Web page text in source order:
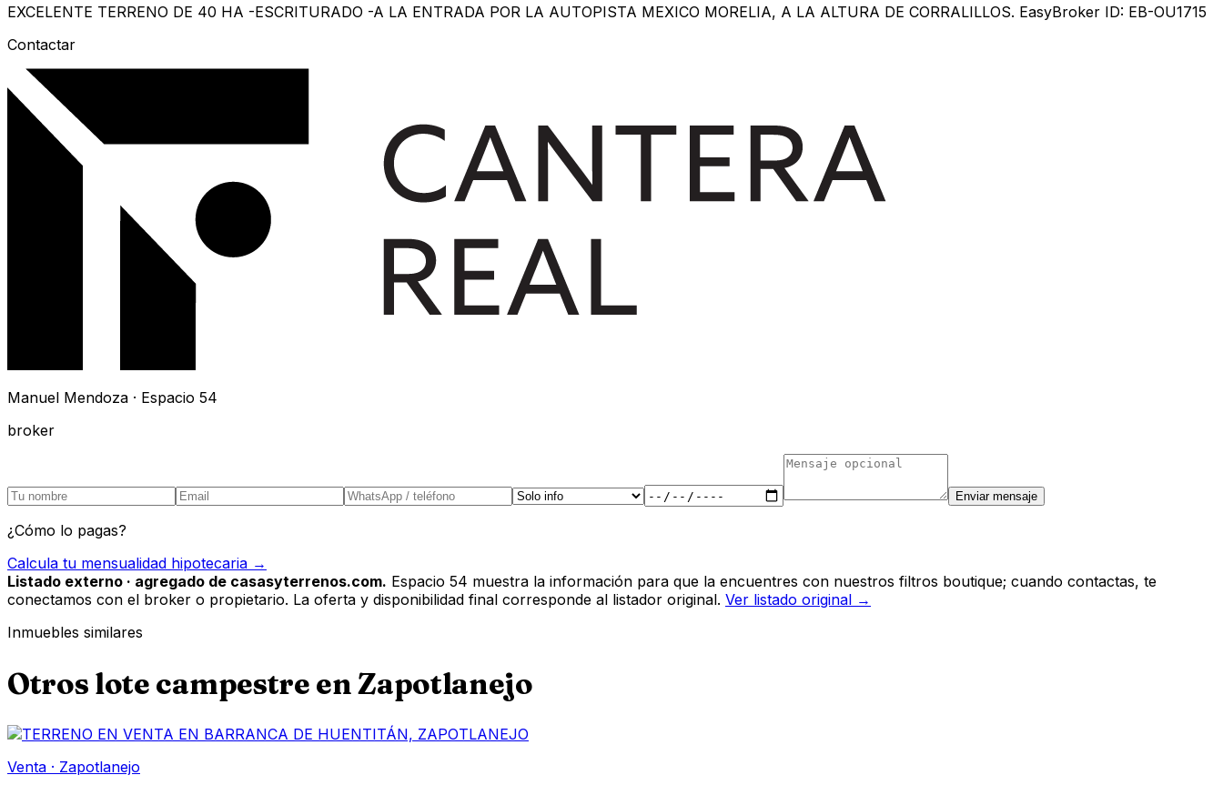
EXCELENTE TERRENO DE 40 HA -ESCRITURADO -A LA ENTRADA POR LA AUTOPISTA MEXICO MORELIA, A LA ALTURA DE CORRALILLOS. EasyBroker ID: EB-OU1715
Contactar
Manuel Mendoza · Espacio 54
broker
Enviar mensaje
¿Cómo lo pagas?
Calcula tu mensualidad hipotecaria →
Listado externo · agregado de casasyterrenos.com. Espacio 54 muestra la información para que la encuentres con nuestros filtros boutique; cuando contactas, te
conectamos con el broker o propietario. La oferta y disponibilidad final corresponde al listador original. Ver listado original →
Inmuebles similares
Otros lote campestre enZapotlanejo
Venta · Zapotlanejo